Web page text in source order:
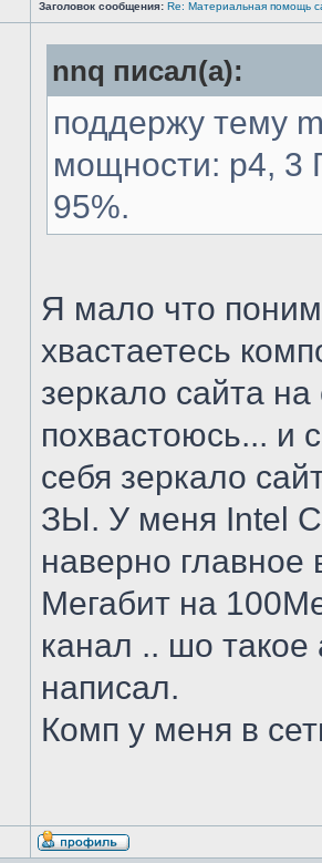
Заголовок сообщения: Re: Материальная помощь
nnq писал(а):
поддержу тему
мощности: p4, 3
95%.
Я мало что
хвастаетесь
зеркало сайта
похвастоюсь... и
себя зеркало
ЗЫ. У меня Intel
наверно главное
Мегабит на
канал .. шо
написал.
Комп у меня в